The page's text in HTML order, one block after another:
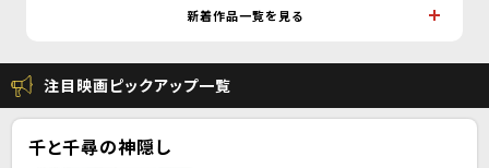
新着作品一覧を見る
注目映画ピックアップ一覧
千と千尋の神隠し